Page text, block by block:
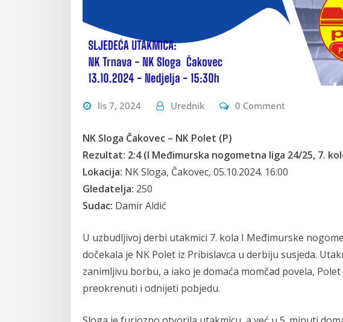
lis 7, 2024 Urednik 0 Comment
NK Sloga Čakovec – NK Polet (P)
Rezultat: 2:4 (I Međimurska nogometna liga 24/25, 7.
Lokacija: NK Sloga, Čakovec, 05.10.2024. 16:00
Gledatelja: 250
Sudac: Damir Aldić
U uzbudljivoj derbi utakmici 7. kola I Međimurske
dočekala je NK Polet iz Pribislavca u derbiju susjeda.
zanimljivu borbu, a iako je domaća momčad povela,
preokrenuti i odnijeti pobjedu.